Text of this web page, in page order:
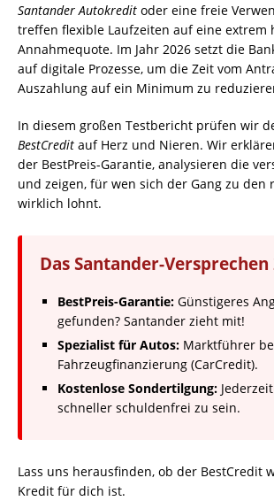
Santander Autokredit oder eine freie
treffen flexible Laufzeiten auf eine extrem
Annahmequote. Im Jahr 2026 setzt die
auf digitale Prozesse, um die Zeit vom
Auszahlung auf ein Minimum zu
In diesem großen Testbericht prüfen wir
BestCredit auf Herz und Nieren. Wir
der BestPreis-Garantie, analysieren die
und zeigen, für wen sich der Gang zu den
wirklich lohnt.
Das Santander-Versprechen
BestPreis-Garantie: Günstigeres
gefunden? Santander zieht mit!
Spezialist für Autos: Marktführer
Fahrzeugfinanzierung (CarCredit).
Kostenlose Sondertilgung:
schneller schuldenfrei zu sein.
Lass uns herausfinden, ob der BestCredit
Kredit für dich ist.